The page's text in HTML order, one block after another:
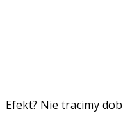
Efekt? Nie tracimy